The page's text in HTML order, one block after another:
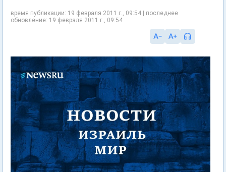
время публикации: 19 февраля 2011 г., 09:54 | последнее
обновление: 19 февраля 2011 г., 09:54